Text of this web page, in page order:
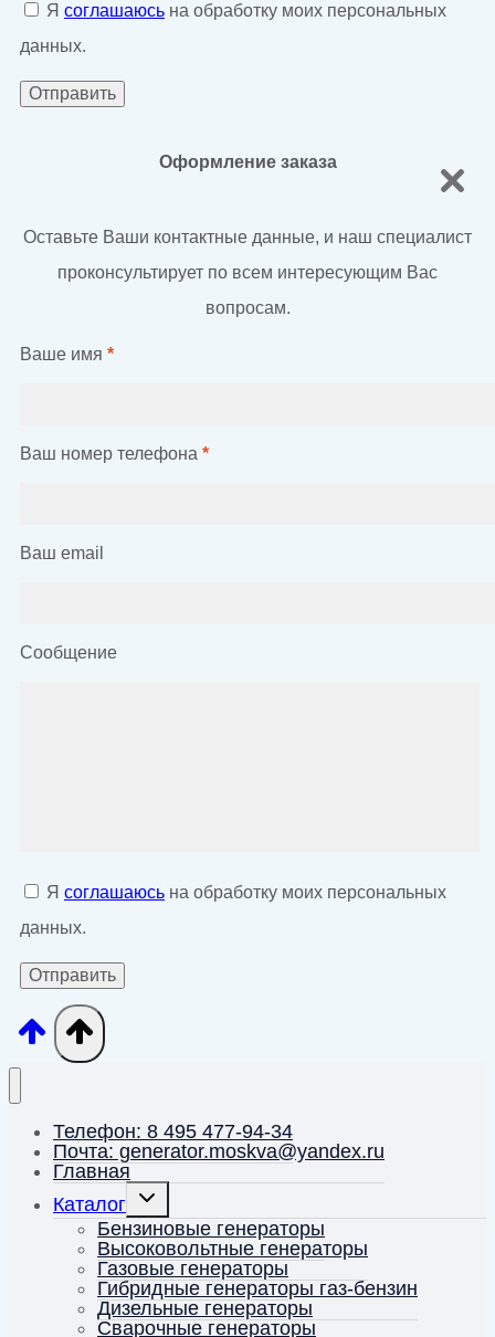
Я соглашаюсь на обработку моих персональных
данных.
Оформление заказа
Оставьте Ваши контактные данные, и наш специалист
проконсультирует по всем интересующим Вас
вопросам.
Ваше имя *
Ваш номер телефона *
Ваш email
Сообщение
Я соглашаюсь на обработку моих персональных
данных.
Телефон: 8 495 477-94-34
Почта: generator.moskva@yandex.ru
Главная
Каталог
Переключить
меню
Бензиновые генераторы
Высоковольтные генераторы
Газовые генераторы
Гибридные генераторы газ-бензин
Дизельные генераторы
Сварочные генераторы